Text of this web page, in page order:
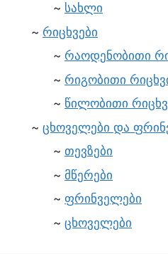
სახლი
რიცხვები
რაოდენობითი
რიგობითი
წილობითი
ცხოველები და
თევზები
მწერები
ფრინველები
ცხოველები